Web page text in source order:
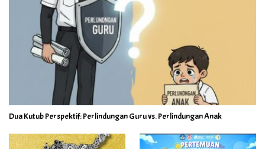
Dua Kutub Perspektif: Perlindungan Guru vs. Perlindungan Anak